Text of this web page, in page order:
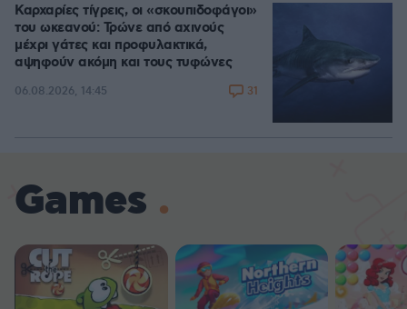
Καρχαρίες τίγρεις, οι «σκουπιδοφάγοι»
του ωκεανού: Τρώνε από αχινούς
μέχρι γάτες και προφυλακτικά,
αψηφούν ακόμη και τους τυφώνες
06.08.2026, 14:45 31
Games